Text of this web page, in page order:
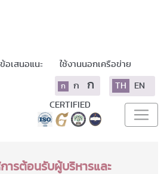
ข้อเสนอแนะ ใช้งานนอกเครือข่าย
ก ก ก TH EN
CERTIFIED
ารต้อนรับผู้บริหารและ